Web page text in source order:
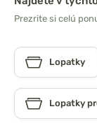
Prezrite si celú
Lopatky
Lopatky